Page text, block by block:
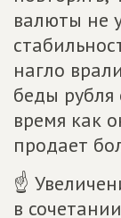
валюты не
нагло
беды рубля
время как
продает
☝
в